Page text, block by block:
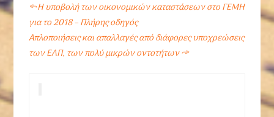
←Η υποβολή των οικονομικών καταστάσεων στο ΓΕΜΗ
για το 2018 – Πλήρης οδηγός
Απλοποιήσεις και απαλλαγές από διάφορες υποχρεώσεις
των ΕΛΠ, των πολύ μικρών οντοτήτων→